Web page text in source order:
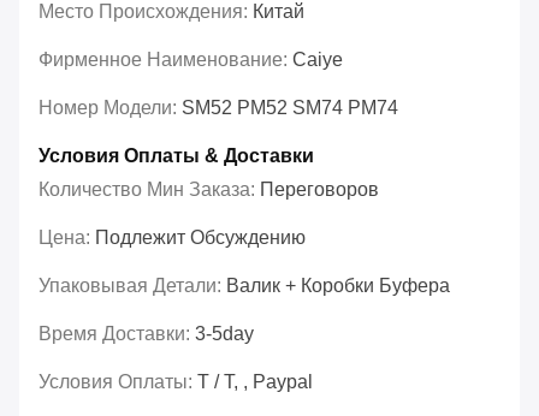
Место Происхождения: Китай
Фирменное Наименование: Caiye
Номер Модели: SM52 PM52 SM74 PM74
Условия Оплаты & Доставки
Количество Мин Заказа: Переговоров
Цена: Подлежит Обсуждению
Упаковывая Детали: Валик + Коробки Буфера
Время Доставки: 3-5day
Условия Оплаты: T / T, , Paypal